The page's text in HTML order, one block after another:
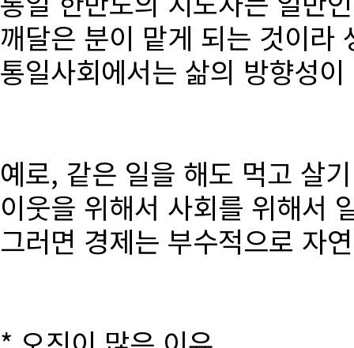
깨달은 분이 맡게 되는 것이라
통일사회에서는 삶의 방향성
예로, 같은 일을 해도 먹고 살
이웃을 위해서 사회를 위해서
그러면 경제는 부수적으로 자